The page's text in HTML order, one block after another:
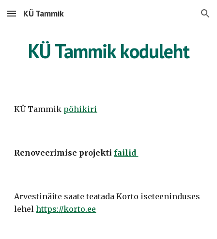
Skip to main content Skip to navigation
KÜ Tammik
KÜ Tammik koduleht
KÜ Tammik põhikiri
Renoveerimise projekti failid
Arvestinäite saate teatadaKorto iseteeninduses
lehel https://korto.ee